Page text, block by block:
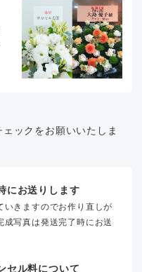
ックをお願いいたしま
にお送りします
いきますのでお作り直しが
写真は発送完了時にお送
セル料について